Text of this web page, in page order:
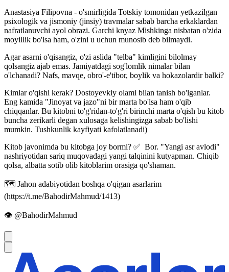
Anastasiya Filipovna - o'smirligida Totskiy tomonidan yetkazilgan
psixologik va jismoniy (jinsiy) travmalar sabab barcha erkaklardan
nafratlanuvchi ayol obrazi. Garchi knyaz Mishkinga nisbatan o'zida
moyillik bo'lsa ham, o'zini u uchun munosib deb bilmaydi.
Agar asarni o'qisangiz, o'zi aslida "telba" kimligini bilolmay
qolsangiz ajab emas. Jamiyatdagi sog'lomlik nimalar bilan
o'lchanadi? Nafs, mavqe, obro'-e'tibor, boylik va hokazolardir balki?
Kimlar o'qishi kerak? Dostoyevkiy olami bilan tanish bo'lganlar.
Eng kamida "Jinoyat va jazo"ni bir marta bo'lsa ham o'qib
chiqqanlar. Bu kitobni to'g'ridan-to'g'ri birinchi marta o'qish bu kitob
buncha zerikarli degan xulosaga kelishingizga sabab bo'lishi
mumkin. Tushkunlik kayfiyati kafolatlanadi)
Kitob javonimda bu kitobga joy bormi? ✅ Bor. "Yangi asr avlodi"
nashriyotidan sariq muqovadagi yangi talqinini kutyapman. Chiqib
qolsa, albatta sotib olib kitoblarim orasiga qo'shaman.
🗺 Jahon adabiyotidan boshqa o'qigan asarlarim
(https://t.me/BahodirMahmud/1413)
👁 @BahodirMahmud